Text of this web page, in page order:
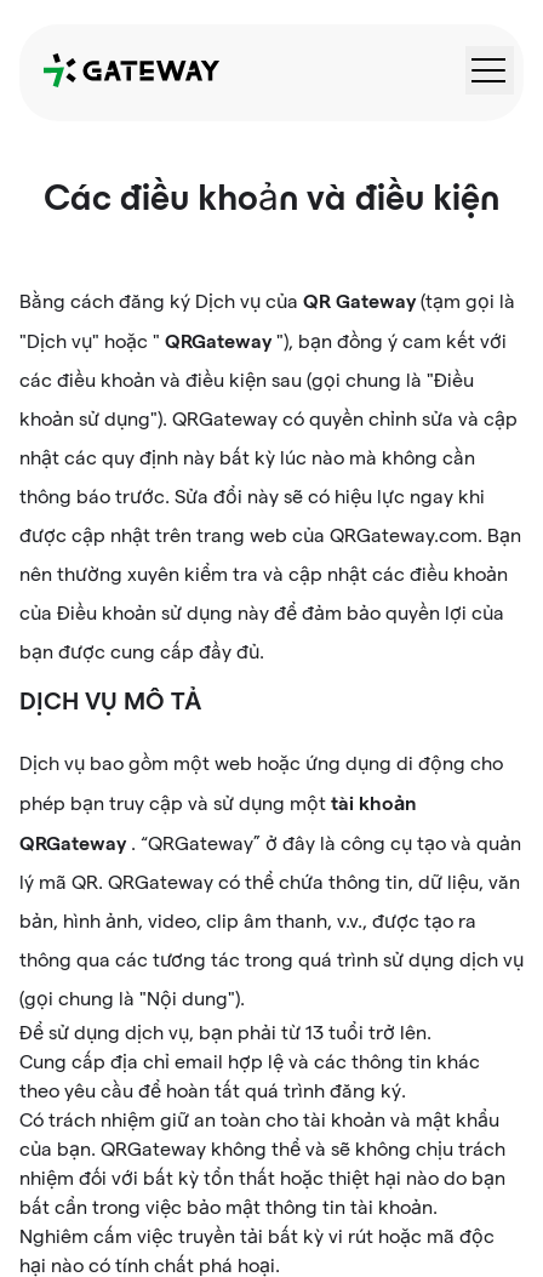
QRGateway
Các điều khoản và điều kiện
Bằng cách đăng ký Dịch vụ của QR Gateway(tạm gọi là
"Dịch vụ" hoặc " QRGateway"), bạn đồng ý cam kết với
các điều khoản và điều kiện sau (gọi chung là "Điều
khoản sử dụng"). QRGateway có quyền chỉnh sửa và cập
nhật các quy định này bất kỳ lúc nào mà không cần
thông báo trước. Sửa đổi này sẽ có hiệu lực ngay khi
được cập nhật trên trang web của QRGateway.com. Bạn
nên thường xuyên kiểm tra và cập nhật các điều khoản
của Điều khoản sử dụng này để đảm bảo quyền lợi của
bạn được cung cấp đầy đủ.
DỊCH VỤ MÔ TẢ
Dịch vụ bao gồm một web hoặc ứng dụng di động cho
phép bạn truy cập và sử dụng một tài khoản
QRGateway. “QRGateway” ở đây là công cụ tạo và quản
lý mã QR. QRGateway có thể chứa thông tin, dữ liệu, văn
bản, hình ảnh, video, clip âm thanh, v.v., được tạo ra
thông qua các tương tác trong quá trình sử dụng dịch vụ
(gọi chung là "Nội dung").
Để sử dụng dịch vụ, bạn phải từ 13 tuổi trở lên.
Cung cấp địa chỉ email hợp lệ và các thông tin khác
theo yêu cầu để hoàn tất quá trình đăng ký.
Có trách nhiệm giữ an toàn cho tài khoản và mật khẩu
của bạn. QRGateway không thể và sẽ không chịu trách
nhiệm đối với bất kỳ tổn thất hoặc thiệt hại nào do bạn
bất cẩn trong việc bảo mật thông tin tài khoản.
Nghiêm cấm việc truyền tải bất kỳ vi rút hoặc mã độc
hại nào có tính chất phá hoại.